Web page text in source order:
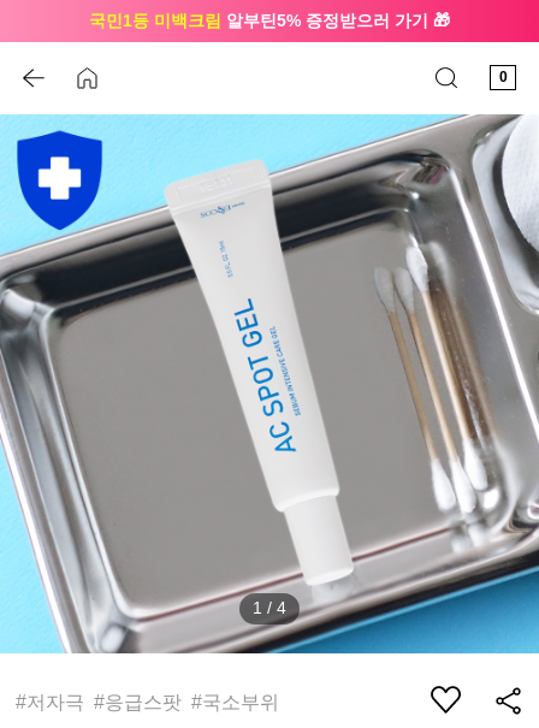
국민1등 미백크림 알부틴5% 증정받으러 가기 🎁
0
1 / 4
#저자극 #응급스팟 #국소부위